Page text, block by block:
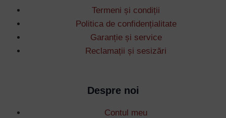
Termeni și condiții
Politica de confidențialitate
Garanție și service
Reclamații și sesizări
Despre noi
Contul meu